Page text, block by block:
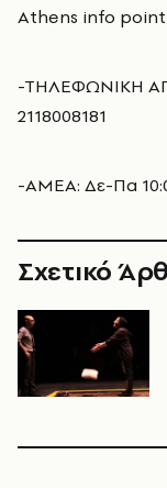
Athens info point
-ΤΗΛΕΦΩΝΙΚΗ
2118008181
-ΑΜΕΑ: Δε-Πα
Σχετικό